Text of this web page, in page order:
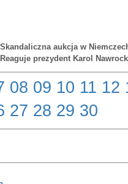
Skandaliczna aukcja w
Reaguje prezydent Karol
08 09 10 11 12
27 28 29 30